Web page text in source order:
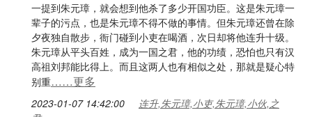
一提到朱元璋，就会想到他杀了多少开国功臣。这是朱元璋一
辈子的污点，也是朱元璋不得不做的事情。但朱元璋还曾在除
夕夜独自散步，衙门碰到小吏在喝酒，次日却将他连升十级。
朱元璋从平头百姓，成为一国之君，他的功绩，恐怕也只有汉
高祖刘邦能比得上。而且这两人也有相似之处，那就是疑心特
别重……更多
2023-01-07 14:42:00
连升,朱元璋,小吏,朱元璋,小伙,之